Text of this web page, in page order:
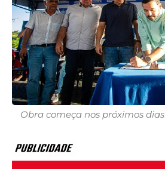
Obra começa nos próximos dias